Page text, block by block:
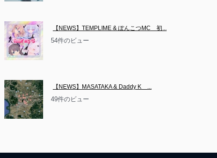
【NEWS】TEMPLIME & ぽんこつMC　初...
54件のビュー
【NEWS】MASATAKA & Daddy K　...
49件のビュー